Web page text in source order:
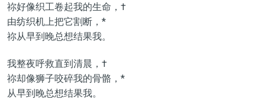
祢好像织工卷起我的生命，†
由纺织机上把它割断，*
祢从早到晚总想结果我。
我整夜呼救直到清晨，†
祢却像狮子咬碎我的骨骼，*
从早到晚总想结果我。